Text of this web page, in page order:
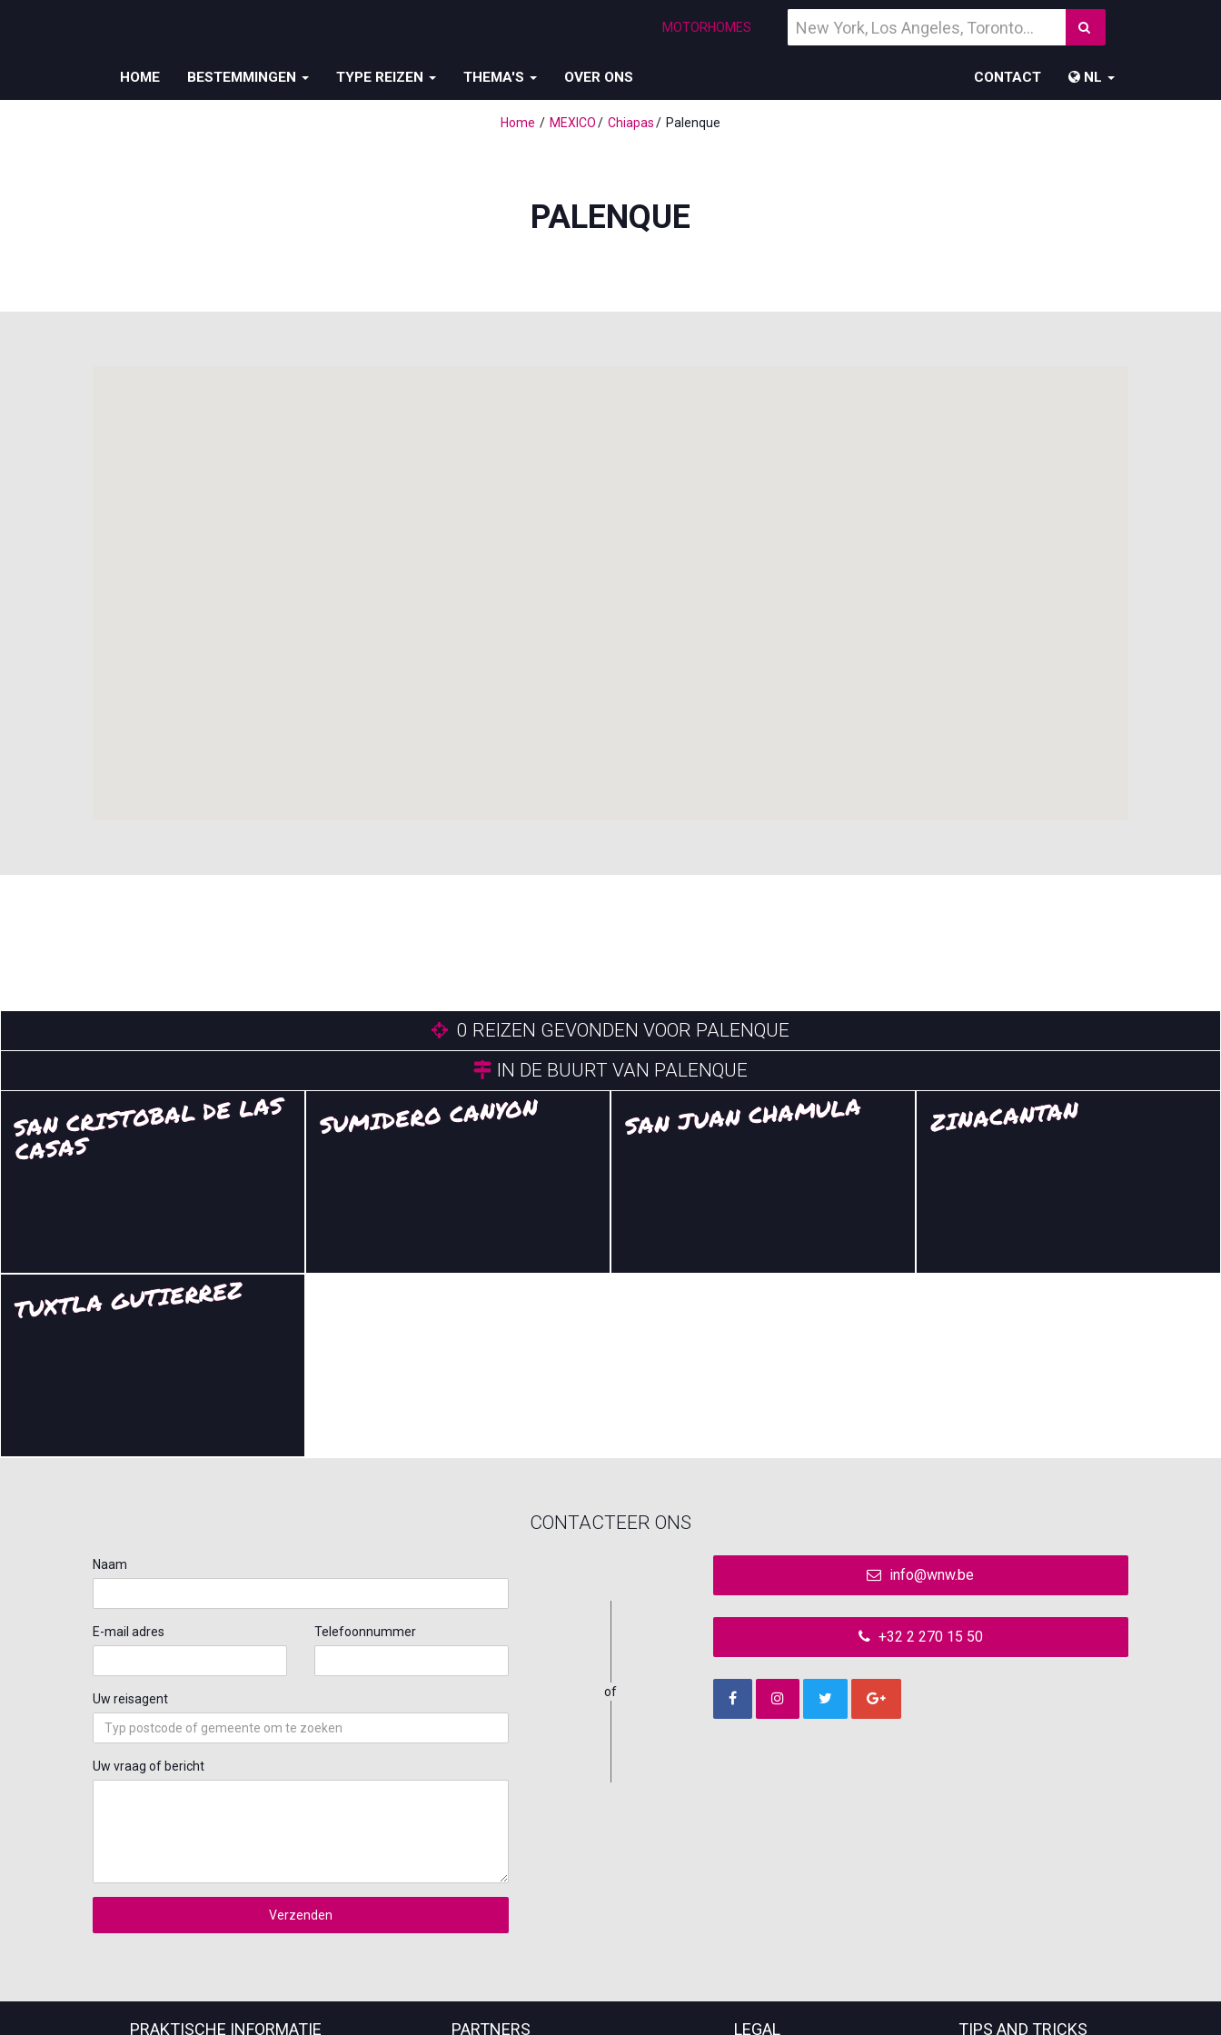
MOTORHOMES
een
HOME BESTEMMINGEN TYPE REIZEN THEMA'S OVER ONS CONTACT NL
Home MEXICO Chiapas Palenque
PALENQUE
0 REIZEN GEVONDEN VOOR PALENQUE
IN DE BUURT VAN PALENQUE
SAN CRISTOBAL DE LAS
CASAS
SUMIDERO CANYON SAN JUAN CHAMULA ZINACANTAN
TUXTLA GUTIERREZ
CONTACTEER ONS
Naam
E-mail adres Telefoonnummer
Uw reisagent
Uw vraag of bericht
Verzenden
of
info@wnw.be
+32 2 270 15 50
PRAKTISCHE INFORMATIE PARTNERS LEGAL TIPS AND TRICKS